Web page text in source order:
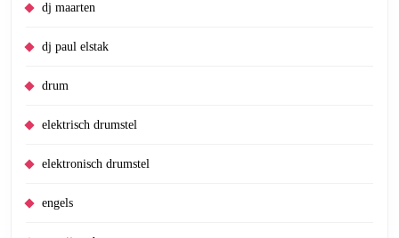
dj maarten
dj paul elstak
drum
elektrisch drumstel
elektronisch drumstel
engels